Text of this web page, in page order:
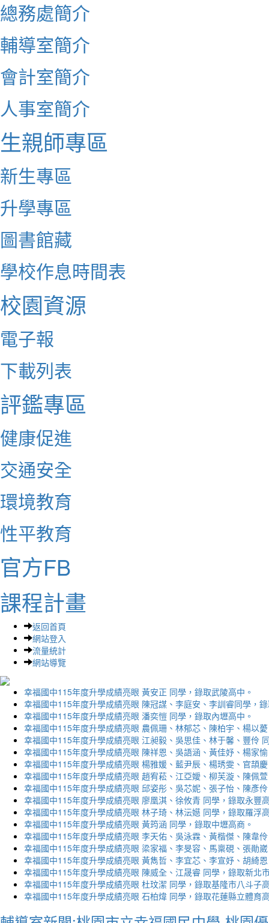
總務處簡介
輔導室簡介
會計室簡介
人事室簡介
生親師專區
新生專區
升學專區
圖書館藏
學校作息時間表
校園資源
電子報
下載列表
評鑑專區
健康促進
交通安全
環境教育
性平教育
官方FB
課程計畫
返回首頁
網站登入
流量統計
網站導覽
幸福國中115年度升學成績亮眼 黃安正 同學，錄取武陵高中。
幸福國中115年度升學成績亮眼 陳冠謀、李庭安、李訓睿同學，
幸福國中115年度升學成績亮眼 潘奕愷 同學，錄取內壢高中。
幸福國中115年度升學成績亮眼 農佩珊、林郁芯、陳柏宇、楊以
幸福國中115年度升學成績亮眼 江昶毅、吳思佳、林于馨、豐伶
幸福國中115年度升學成績亮眼 陳祥恩、吳語涵、黃佳妤、楊家
幸福國中115年度升學成績亮眼 楊雅媛、藍尹辰、楊琇雯、官頡
幸福國中115年度升學成績亮眼 趙宥菘、江亞嬡、柳芙漩、陳佩
幸福國中115年度升學成績亮眼 邱姿彤、吳芯妮、張子怡、陳彥
幸福國中115年度升學成績亮眼 廖凰淇、徐攸青 同學，錄取永豐
幸福國中115年度升學成績亮眼 林子琦、林沄嬨 同學，錄取羅浮
幸福國中115年度升學成績亮眼 黃筠涵 同學，錄取中壢高商。
幸福國中115年度升學成績亮眼 李天佑、吳泳霖、黃楷傑、陳韋
幸福國中115年度升學成績亮眼 梁家福、李旻容、馬稟硯、張勛
幸福國中115年度升學成績亮眼 黃雋哲、李宜芯、李宣妤、胡綺
幸福國中115年度升學成績亮眼 陳威全、江晟睿 同學，錄取新北
幸福國中115年度升學成績亮眼 杜玟潔 同學，錄取基隆市八斗子
幸福國中115年度升學成績亮眼 石柏煒 同學，錄取花蓮縣立體育